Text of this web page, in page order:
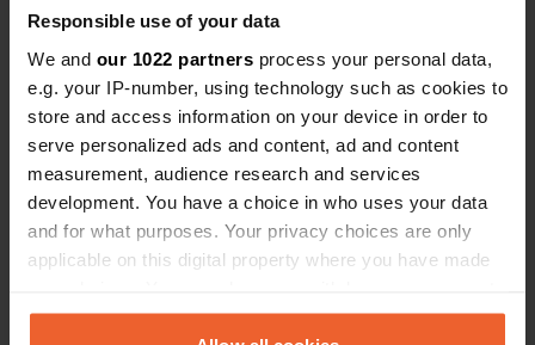
Responsible use of your data
We and our 1022 partners process your personal data,
e.g. your IP-number, using technology such as cookies to
store and access information on your device in order to
serve personalized ads and content, ad and content
measurement, audience research and services
development. You have a choice in who uses your data
and for what purposes. Your privacy choices are only
applicable on this digital property where you have made
any time from the Cookie Declaration or by clicking on
Es-tu déjà venu ici ?
Contact